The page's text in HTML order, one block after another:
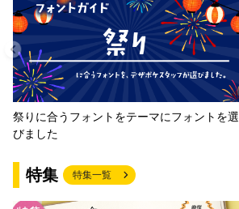
祭りに合うフォントをテーマにフォントを選
びました
特集 特集一覧